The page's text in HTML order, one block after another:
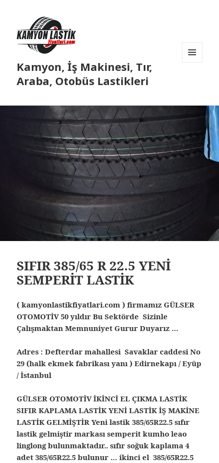
Kamyon, İş Makinesi, Tır,
Araba, Otobüs Lastikleri
SIFIR 385/65 R 22.5 YENİ
SEMPERİT LASTİK
( kamyonlastikfiyatlari.com ) firmamız GÜLSER
OTOMOTİV 50 yıldır Bu Sektörde Sizinle
Çalışmaktan Memnuniyet Gurur Duyarız …
Adres : Defterdar mahallesi Savaklar caddesi No
29 (halk ekmek fabrikası yanı ) Edirnekapı / Eyüp
/ İstanbul
GÜLSER OTOMOTİV İKİNCİ EL ÇIKMA LASTİK
SIFIR KAPLAMA LASTİK YENİ LASTİK İŞ MAKİNE
LASTİK GELMİŞTİR Yeni lastik 385/65R22.5 sıfır
lastik gelmiştir markası semperit kumho leao
linglong bulunmaktadır.. sıfır soğuk kaplama 4
adet 385/65R22.5 bulunur … ikinci el 385/65R22.5